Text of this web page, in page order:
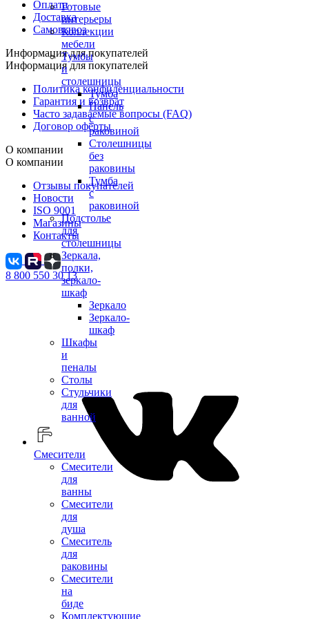
Готовые
интерьеры
Коллекции
мебели
Тумбы
и
столешницы
Тумба
Панель
с
раковиной
Столешницы
без
раковины
Тумба
с
раковиной
Подстолье
для
столешницы
Зеркала,
полки,
зеркало-
шкаф
Зеркало
Зеркало-
шкаф
Шкафы
и
пеналы
Столы
Стульчики
для
ванной
Смесители
Смесители
для
ванны
Смесители
для
душа
Смеситель
для
раковины
Смесители
на
биде
Комплектующие
Оплата
Доставка
Самовывоз
Информация для покупателей
Информация для покупателей
Политика конфиденциальности
Гарантия и возврат
Часто задаваемые вопросы (FAQ)
Договор оферты
О компании
О компании
Отзывы покупателей
Новости
ISO 9001
Магазины
Контакты
8 800 550 30 13